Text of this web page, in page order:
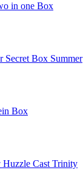
in one Box
Secret Box Summer
Box
Huzzle Cast Trinity